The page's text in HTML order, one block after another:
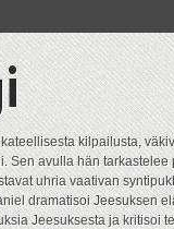
kilpailusta,
Sen avulla hän tarkastelee
uhria vaativan
dramatisoi Jeesuksen
Jeesuksesta ja kritisoi